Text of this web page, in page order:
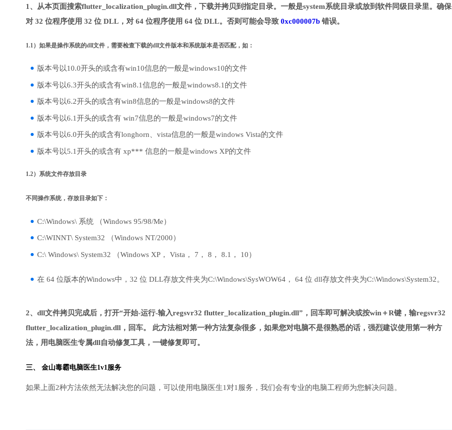
1、从本页面搜索flutter_localization_plugin.dll文件，下载并拷贝到指定目录。一般是system系统目录或放到软件同级目录里。确保
对 32 位程序使用 32 位 DLL，对 64 位程序使用 64 位 DLL。否则可能会导致 0xc000007b 错误。
1.1）如果是操作系统的dll文件，需要检查下载的dll文件版本和系统版本是否匹配，如：
版本号以10.0开头的或含有win10信息的一般是windows10的文件
版本号以6.3开头的或含有win8.1信息的一般是windows8.1的文件
版本号以6.2开头的或含有win8信息的一般是windows8的文件
版本号以6.1开头的或含有 win7信息的一般是windows7的文件
版本号以6.0开头的或含有longhorn、vista信息的一般是windows Vista的文件
版本号以5.1开头的或含有 xp*** 信息的一般是windows XP的文件
1.2）系统文件存放目录
不同操作系统，存放目录如下：
C:\Windows\ 系统 （Windows 95/98/Me）
C:\WINNT\ System32 （Windows NT/2000）
C:\ Windows\ System32 （Windows XP， Vista， 7， 8， 8.1， 10）
在 64 位版本的Windows中，32 位 DLL存放文件夹为C:\Windows\SysWOW64， 64 位 dll存放文件夹为C:\Windows\System32。
2、dll文件拷贝完成后，打开“开始-运行-输入regsvr32 flutter_localization_plugin.dll”，回车即可解决或按win＋R键，输regsvr32
flutter_localization_plugin.dll，回车。 此方法相对第一种方法复杂很多，如果您对电脑不是很熟悉的话，强烈建议使用第一种方
法，用电脑医生专属dll自动修复工具，一键修复即可。
三、 金山毒霸电脑医生1v1服务
如果上面2种方法依然无法解决您的问题，可以使用电脑医生1对1服务，我们会有专业的电脑工程师为您解决问题。